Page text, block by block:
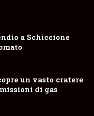
a Schiccione
un vasto cratere
di gas